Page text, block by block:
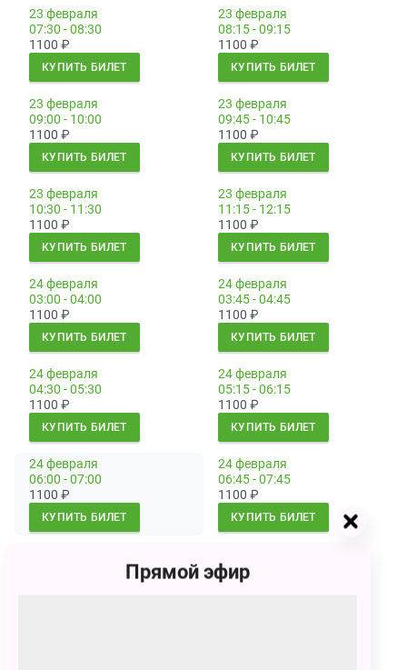
23 февраля
07:30 - 08:30
1100 ₽
КУПИТЬ БИЛЕТ
23 февраля
08:15 - 09:15
1100 ₽
КУПИТЬ БИЛЕТ
23 февраля
09:00 - 10:00
1100 ₽
КУПИТЬ БИЛЕТ
23 февраля
09:45 - 10:45
1100 ₽
КУПИТЬ БИЛЕТ
23 февраля
10:30 - 11:30
1100 ₽
КУПИТЬ БИЛЕТ
23 февраля
11:15 - 12:15
1100 ₽
КУПИТЬ БИЛЕТ
24 февраля
03:00 - 04:00
1100 ₽
КУПИТЬ БИЛЕТ
24 февраля
03:45 - 04:45
1100 ₽
КУПИТЬ БИЛЕТ
24 февраля
04:30 - 05:30
1100 ₽
КУПИТЬ БИЛЕТ
24 февраля
05:15 - 06:15
1100 ₽
КУПИТЬ БИЛЕТ
24 февраля
06:00 - 07:00
1100 ₽
КУПИТЬ БИЛЕТ
24 февраля
06:45 - 07:45
1100 ₽
КУПИТЬ БИЛЕТ
08:15 - 09:15
1100
Прямой эфир